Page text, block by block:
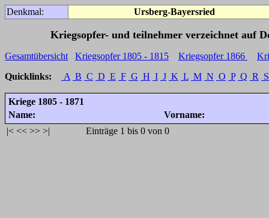
Denkmal: Ursberg-Bayersried
Kriegsopfer- und teilnehmer verzeichnet auf
Gesamtübersicht Kriegsopfer 1805 - 1815 Kriegsopfer 1866
Quicklinks:
A B C D E F G H I J K L M N O P Q R S
Kriege 1805 - 1871
Name:
Vorname:
|< << >> >| Einträge 1 bis 0 von 0